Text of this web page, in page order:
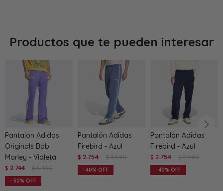
Productos que te pueden interesar
Pantalon Adidas
Originals Bob
Marley - Violeta
$ 2.744 $ 5.490
50
Pantalón Adidas
Firebird - Azul
$ 2.754 $ 4.590
40
Pantalón Adidas
Firebird - Azul
$ 2.754 $ 4.590
40